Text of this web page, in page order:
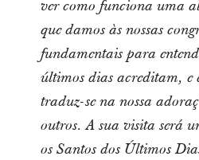
ver como funciona uma
que damos às nossas
fundamentais para
últimos dias acreditam, e
traduz-se na nossa
outros. A sua visita será
os Santos dos Últimos